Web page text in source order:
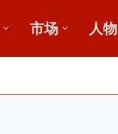
市场 人物